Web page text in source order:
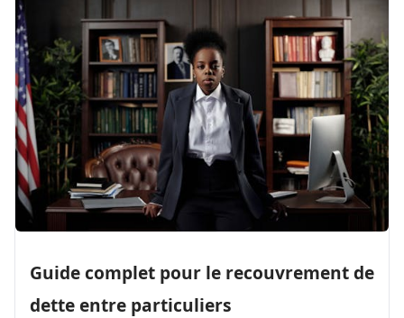
Guide complet pour le recouvrement de
dette entre particuliers